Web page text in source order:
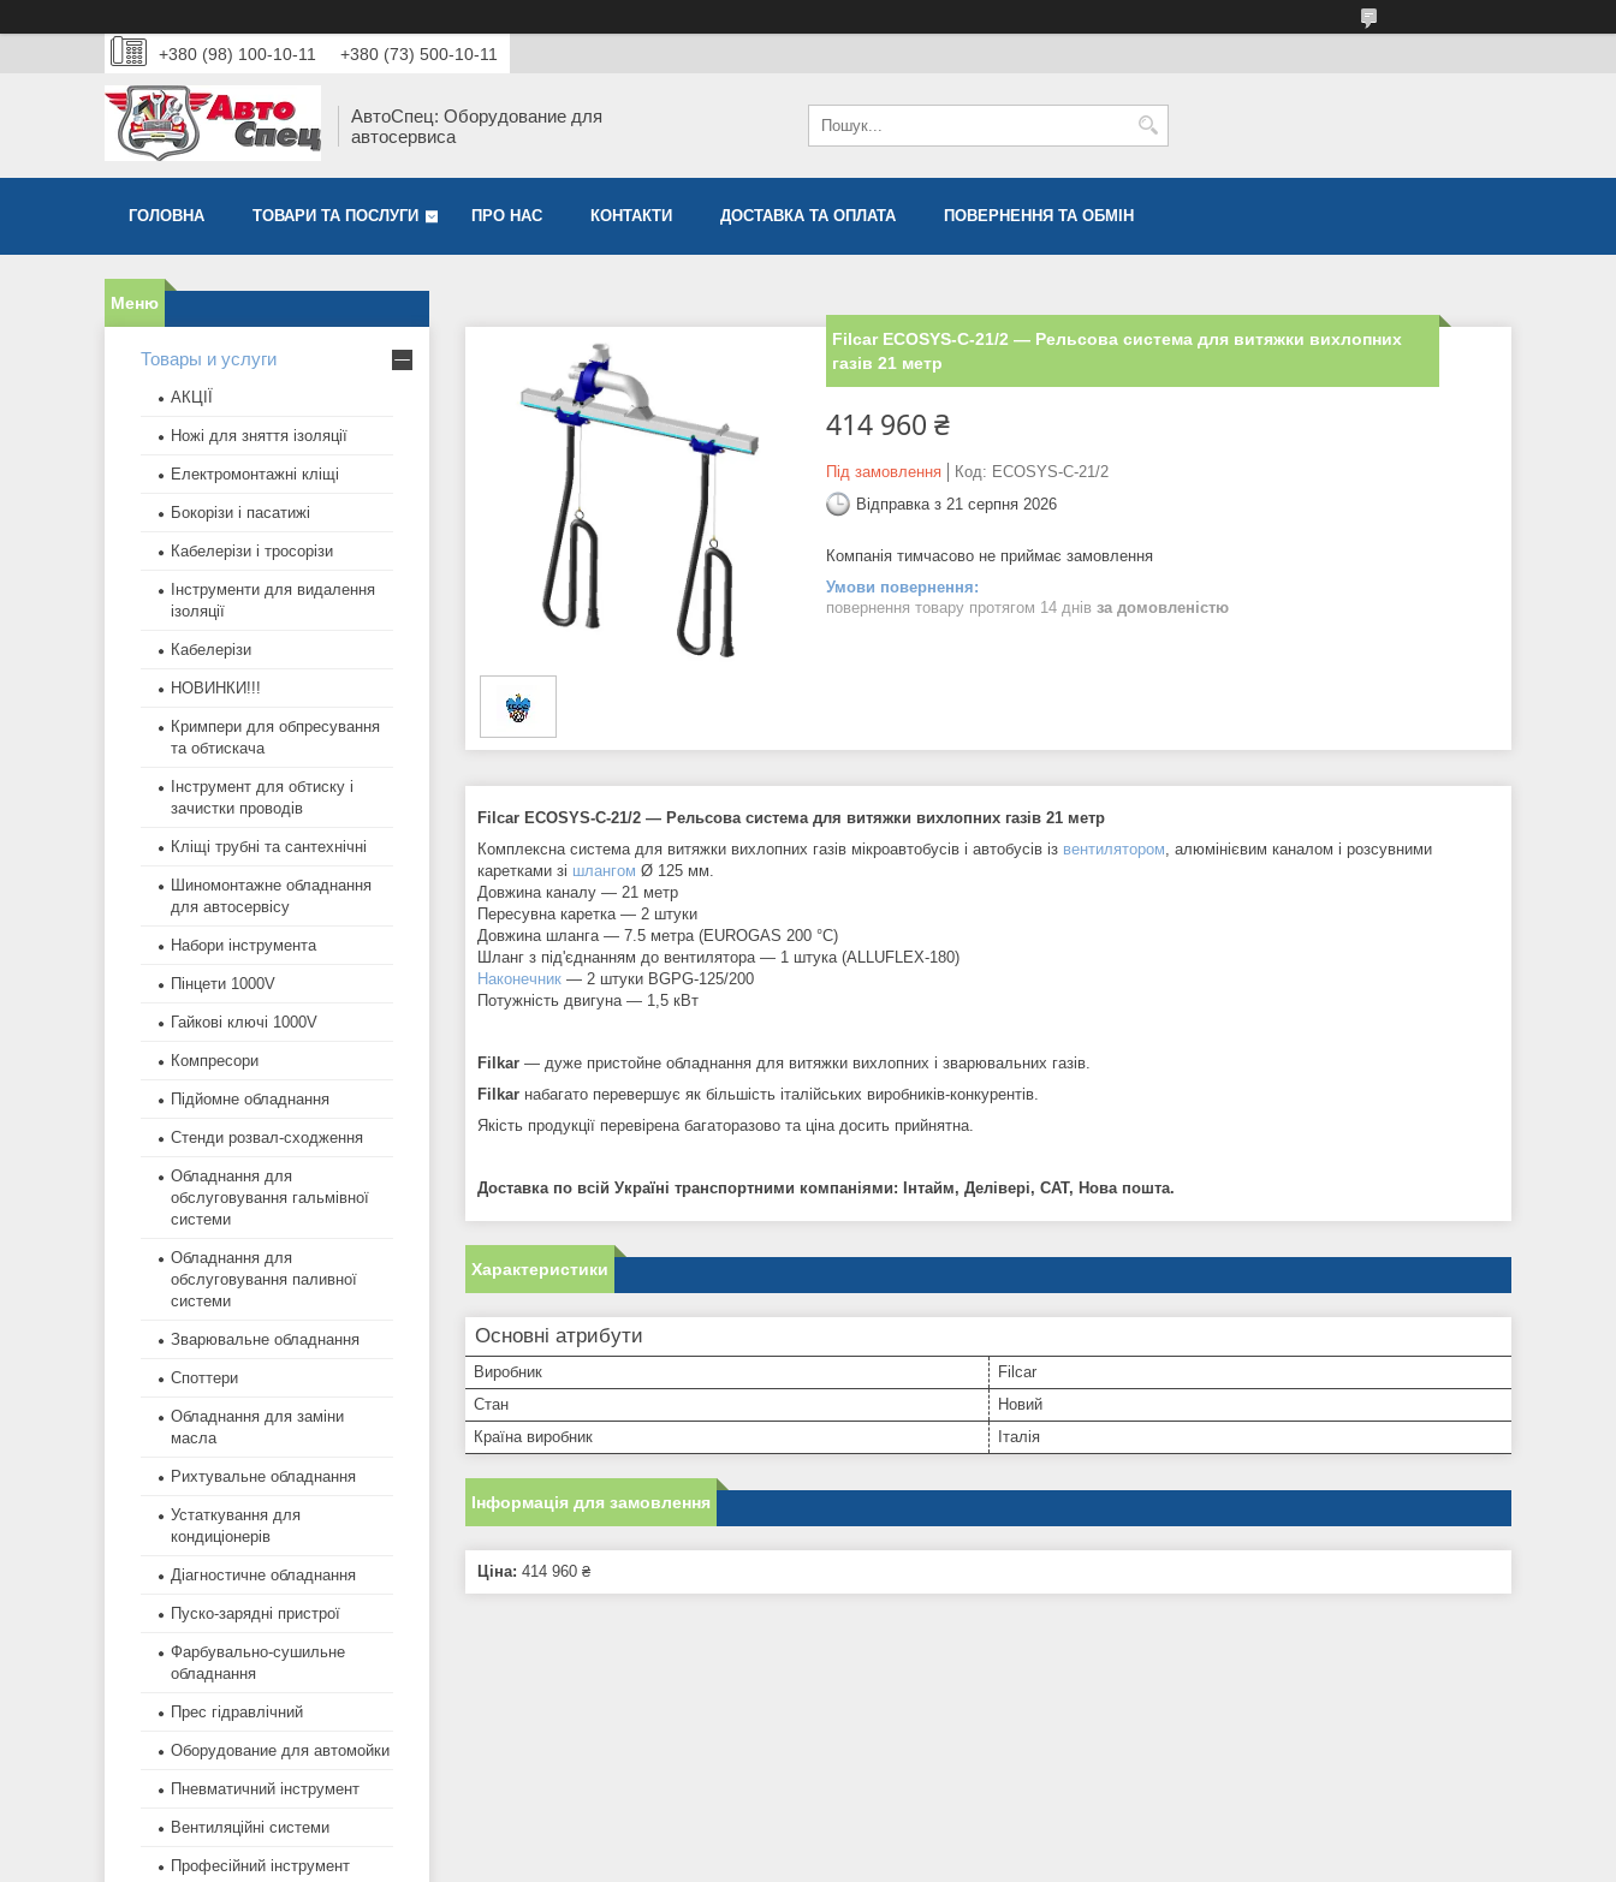
+380 (98) 100-10-11 +380 (73) 500-10-11
АвтоСпец: Оборудование для
автосервиса
ГОЛОВНА ТОВАРИ ТА ПОСЛУГИ ПРО НАС КОНТАКТИ ДОСТАВКА ТА ОПЛАТА ПОВЕРНЕННЯ ТА ОБМІН
Filcar ECOSYS-C-21/2 — Рельсова система для витяжки вихлопних
газів 21 метр
414 960 ₴
Під замовлення Код: ECOSYS-C-21/2
Відправка з 21 серпня 2026
Компанія тимчасово не приймає замовлення
повернення товару протягом 14 днів за домовленістю
Filcar ECOSYS-C-21/2 — Рельсова система для витяжки вихлопних газів 21 метр
Комплексна система для витяжки вихлопних газів мікроавтобусів і автобусів із вентилятором, алюмінієвим каналом і розсувними
каретками зі шлангом Ø 125 мм.
Довжина каналу — 21 метр
Пересувна каретка — 2 штуки
Довжина шланга — 7.5 метра (EUROGAS 200 °C)
Шланг з під'єднанням до вентилятора — 1 штука (ALLUFLEX-180)
Наконечник — 2 штуки BGPG-125/200
Потужність двигуна — 1,5 кВт
Filkar — дуже пристойне обладнання для витяжки вихлопних і зварювальних газів.
Filkar набагато перевершує як більшість італійських виробників-конкурентів.
Якість продукції перевірена багаторазово та ціна досить прийнятна.
Доставка по всій Україні транспортними компаніями: Інтайм, Делівері, САТ, Нова пошта.
Характеристики
Основні атрибути
Виробник
Filcar
Стан
Новий
Країна виробник
Італія
Інформація для замовлення
Ціна: 414 960 ₴
Товары и услуги
АКЦІЇ
Ножі для зняття ізоляції
Електромонтажні кліщі
Бокорізи і пасатижі
Кабелерізи і тросорізи
Інструменти для видалення
ізоляції
Кабелерізи
НОВИНКИ!!!
Кримпери для обпресування
та обтискача
Інструмент для обтиску і
зачистки проводів
Кліщі трубні та сантехнічні
Шиномонтажне обладнання
для автосервісу
Набори інструмента
Пінцети 1000V
Гайкові ключі 1000V
Компресори
Підйомне обладнання
Стенди розвал-сходження
Обладнання для
обслуговування гальмівної
системи
Обладнання для
обслуговування паливної
системи
Зварювальне обладнання
Споттери
Обладнання для заміни
масла
Рихтувальне обладнання
Устаткування для
кондиціонерів
Діагностичне обладнання
Пуско-зарядні пристрої
Фарбувально-сушильне
обладнання
Прес гідравлічний
Оборудование для автомойки
Пневматичний інструмент
Вентиляційні системи
Професійний інструмент